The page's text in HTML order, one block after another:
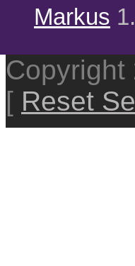
Markus
Copyright
[ Reset